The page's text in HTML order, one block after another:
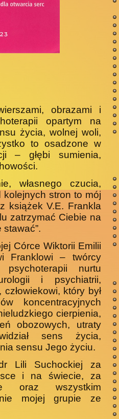
obrazami i
opartym na
życia, wolnej woli,
to osadzone w
– głębi sumienia,
własnego czucia,
kolejnych stron to mój
książek V.E. Frankla
zatrzymać Ciebie na
stawać”.
Córce Wiktorii Emilii
Franklowi – twórcy
psychoterapii nurtu
i psychiatrii,
który był
koncentracyjnych
cierpienia,
obozowych, utraty
sens życia,
sensu Jego życiu.
Lili Suchockiej za
i na świecie, za
oraz wszystkim
mojej grupie ze